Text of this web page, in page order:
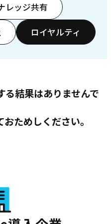
レッジ共有
ロイヤルティ
る結果はありませんで
ためしください。